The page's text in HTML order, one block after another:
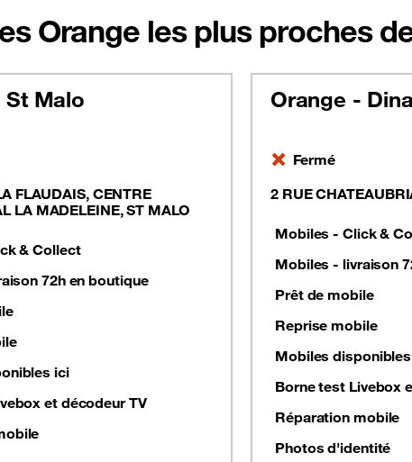
Orange les plus proches
St Malo
FLAUDAIS, CENTRE
LA MADELEINE, ST MALO
& Collect
72h en boutique
ici
et décodeur TV
Orange -
Fermé
2 RUE
Mobiles - Click &
Mobiles - livraison
Prêt de mobile
Reprise mobile
Mobiles
Borne test Livebox
Réparation mobile
Photos d'identité